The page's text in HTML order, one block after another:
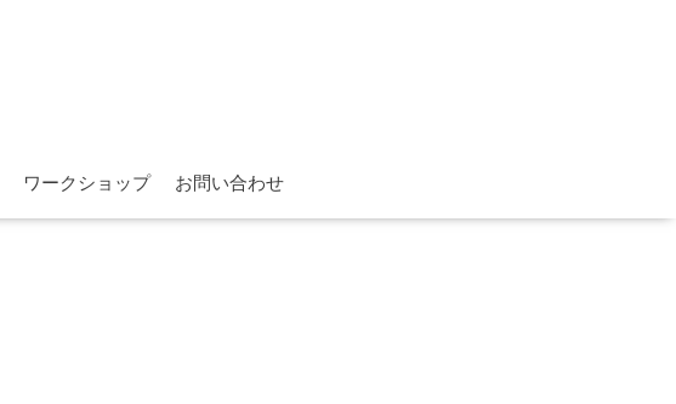
ワークショップ お問い合わせ